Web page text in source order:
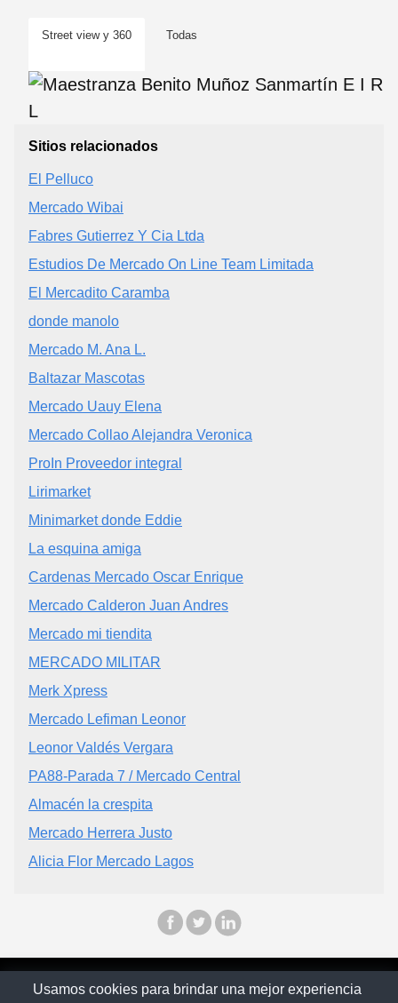
Street view y 360 Todas
Sitios relacionados
El Pelluco
Mercado Wibai
Fabres Gutierrez Y Cia Ltda
Estudios De Mercado On Line Team Limitada
El Mercadito Caramba
donde manolo
Mercado M. Ana L.
Baltazar Mascotas
Mercado Uauy Elena
Mercado Collao Alejandra Veronica
ProIn Proveedor integral
Lirimarket
Minimarket donde Eddie
La esquina amiga
Cardenas Mercado Oscar Enrique
Mercado Calderon Juan Andres
Mercado mi tiendita
MERCADO MILITAR
Merk Xpress
Mercado Lefiman Leonor
Leonor Valdés Vergara
PA88-Parada 7 / Mercado Central
Almacén la crespita
Mercado Herrera Justo
Alicia Flor Mercado Lagos
© Chilopina 2026
Usamos cookies para brindar una mejor experiencia